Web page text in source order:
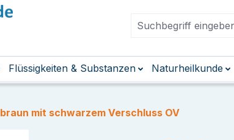
Flüssigkeiten & Substanzen Naturheilkunde
braun mit schwarzem Verschluss OV